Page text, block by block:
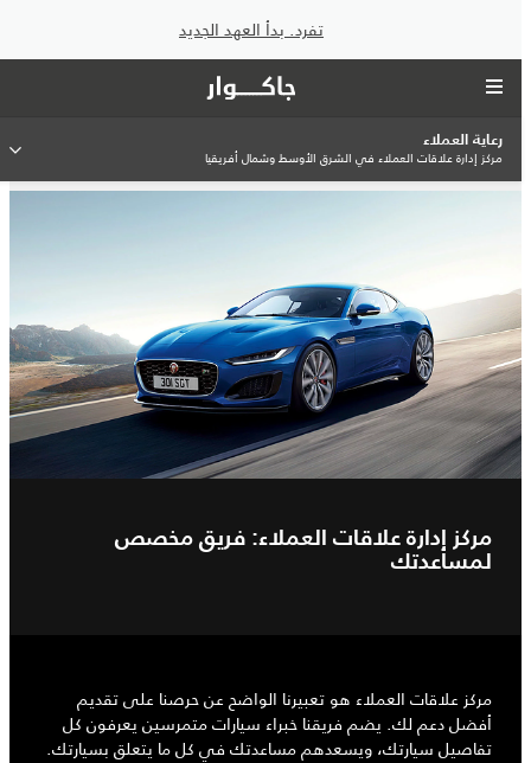
تفرد. بدأ العهد الجديد
رعاية العملاء
مركز إدارة علاقات العملاء في الشرق الأوسط وشمال أفريقيا
مركز إدارة علاقات العملاء: فريق مخصص
لمساعدتك
مركز علاقات العملاء هو تعبيرنا الواضح عن حرصنا على تقديم
أفضل دعم لك. يضم فريقنا خبراء سيارات متمرسين يعرفون كل
تفاصيل سيارتك، ويسعدهم مساعدتك في كل ما يتعلق بسيارتك.